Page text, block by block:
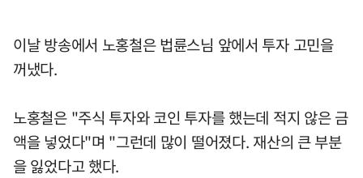
이날 방송에서 노홍철은 법륜스님 앞에서 투자 고민을
꺼냈다.
노홍철은 "주식 투자와 코인 투자를 했는데 적지 않은 금
액을 넣었다"며 "그런데 많이 떨어졌다. 재산의 큰 부분
을 잃었다고 했다.